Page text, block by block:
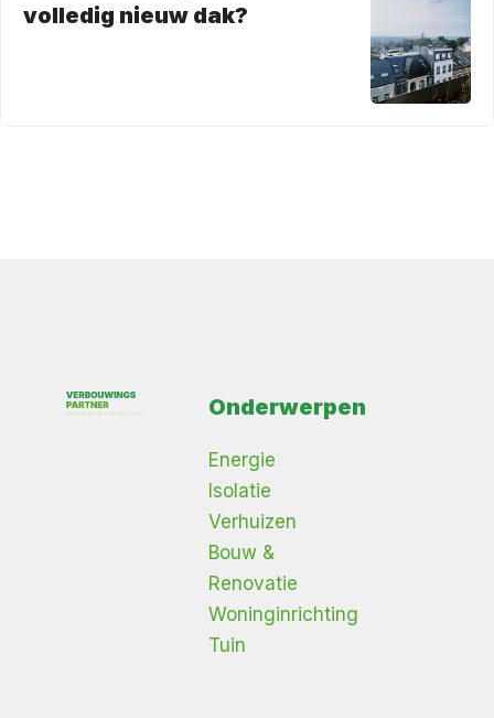
volledig nieuw dak?
Onderwerpen
Energie
Isolatie
Verhuizen
Bouw &
Renovatie
Woninginrichting
Tuin